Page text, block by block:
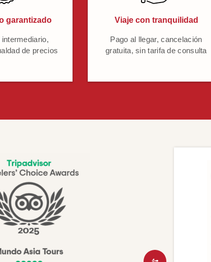
garantizado
de precios
Viaje con tranquilidad
Pago al llegar, cancelación
gratuita, sin tarifa de consulta